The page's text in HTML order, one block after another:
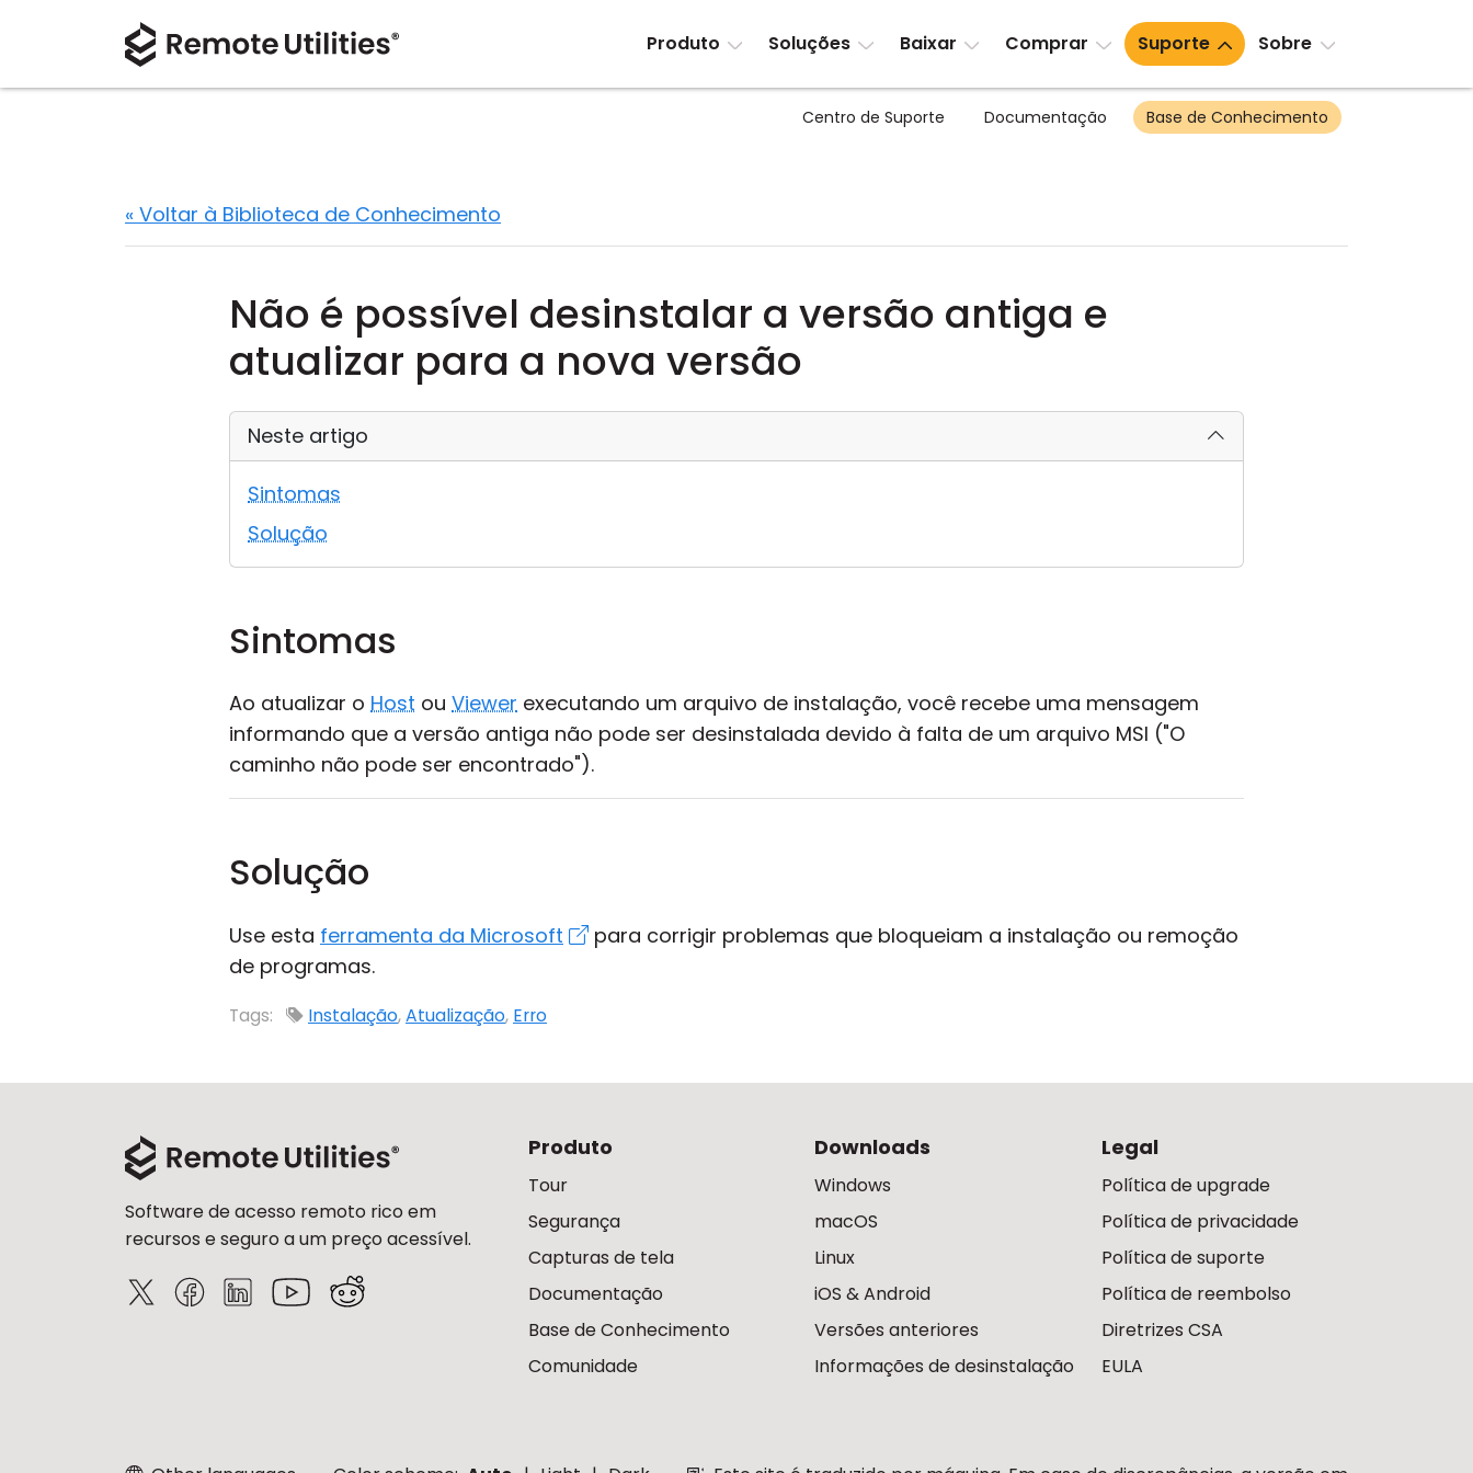
Produto Soluções Baixar Comprar Suporte Sobre
Centro de Suporte Documentação Base de Conhecimento
« Voltar à Biblioteca de Conhecimento
Não é possível desinstalar a versão antiga e
atualizar para a nova versão
Neste artigo
Sintomas
Solução
Sintomas
Ao atualizar o Host ou Viewer executando um arquivo de instalação, você recebe uma mensagem
informando que a versão antiga não pode ser desinstalada devido à falta de um arquivo MSI ("O
caminho não pode ser encontrado").
Solução
Use esta ferramenta da Microsoft
para corrigir problemas que bloqueiam a instalação ou remoção
de programas.
Tags: Instalação,Atualização, Erro
Software de acesso remoto rico em
recursos e seguro a um preço acessível.
Produto
Tour
Segurança
Capturas de tela
Documentação
Base de Conhecimento
Comunidade
Downloads
Windows
macOS
Linux
iOS & Android
Versões anteriores
Informações de desinstalação
Legal
Política de upgrade
Política de privacidade
Política de suporte
Política de reembolso
Diretrizes CSA
EULA